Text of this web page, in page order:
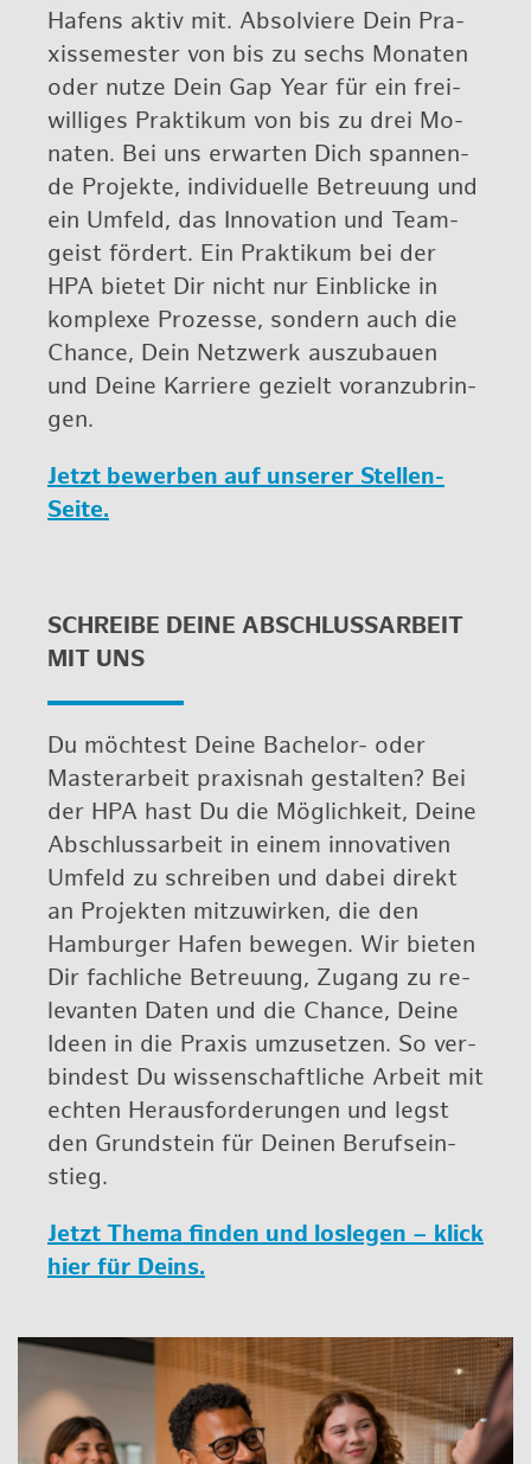
Ha­fens aktiv mit. Ab­sol­vie­re Dein Pra­
xis­se­mes­ter von bis zu sechs Mo­na­ten
oder nutze Dein Gap Year für ein frei­
wil­li­ges Prak­ti­kum von bis zu drei Mo­
na­ten. Bei uns er­war­ten Dich span­nen­
de Pro­jek­te, in­di­vi­du­el­le Be­treu­ung und
ein Um­feld, das In­no­va­ti­on und Team­
geist för­dert. Ein Prak­ti­kum bei der
HPA bie­tet Dir nicht nur Ein­bli­cke in
kom­ple­xe Pro­zes­se, son­dern auch die
Chan­ce, Dein Netz­werk aus­zu­bau­en
und Deine Kar­rie­re ge­zielt vor­an­zu­brin­
gen.
Jetzt be­wer­ben auf un­se­rer Stel­len-
Seite.
SCHREI­BE DEINE AB­SCHLUSS­AR­BEIT
MIT UNS
Du möch­test Deine Ba­che­lor- oder
Mas­ter­ar­beit pra­xis­nah ge­stal­ten? Bei
der HPA hast Du die Mög­lich­keit, Deine
Ab­schluss­ar­beit in einem in­no­va­ti­ven
Um­feld zu schrei­ben und dabei di­rekt
an Pro­jek­ten mit­zu­wir­ken, die den
Ham­bur­ger Hafen be­we­gen. Wir bie­ten
Dir fach­li­che Be­treu­ung, Zu­gang zu re­
le­van­ten Daten und die Chan­ce, Deine
Ideen in die Pra­xis um­zu­set­zen. So ver­
bin­dest Du wis­sen­schaft­li­che Ar­beit mit
ech­ten Her­aus­for­de­run­gen und legst
den Grund­stein für Dei­nen Be­rufs­ein­
stieg.
Jetzt Thema fin­den und los­le­gen – klick
hier für Deins.